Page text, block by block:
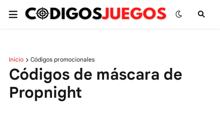
Inicio Códigos promocionales
Códigos de máscara de
Propnight